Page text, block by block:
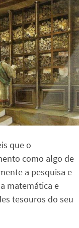
que o
como algo de
a pesquisa e
matemática e
tesouros do seu